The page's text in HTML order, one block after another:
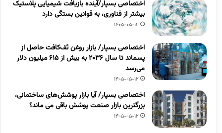
اختصاصی بسپار/آینده بازیافت شیمیایی پلاستیک
بیشتر از فناوری، به قوانین بستگی دارد
1405-05-12
اختصاصی بسپار/ بازار روغن تَف‌کافت حاصل از
پسماند تا سال ۲۰۳۶ به بیش از ۶۱۵ میلیون دلار
می‌رسد
1405-05-12
اختصاصی بسپار/ آیا بازار پوشش‌های ساختمانی،
بزرگترین بازار صنعت پوشش باقی می ماند؟
1405-05-12